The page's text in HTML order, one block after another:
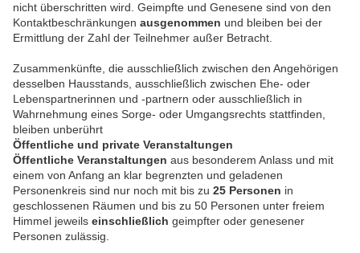
nicht überschritten wird. Geimpfte und Genesene sind von den
Kontaktbeschränkungen ausgenommen und bleiben bei der
Ermittlung der Zahl der Teilnehmer außer Betracht.
Zusammenkünfte, die ausschließlich zwischen den Angehörigen
desselben Hausstands, ausschließlich zwischen Ehe- oder
Lebenspartnerinnen und -partnern oder ausschließlich in
Wahrnehmung eines Sorge- oder Umgangsrechts stattfinden,
bleiben unberührt
Öffentliche und private Veranstaltungen
Öffentliche Veranstaltungen aus besonderem Anlass und mit
einem von Anfang an klar begrenzten und geladenen
Personenkreis sind nur noch mit bis zu 25 Personen in
geschlossenen Räumen und bis zu 50 Personen unter freiem
Himmel jeweils einschließlich geimpfter oder genesener
Personen zulässig.